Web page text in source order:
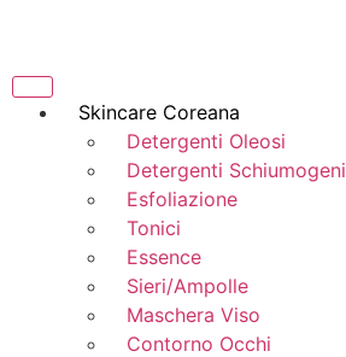
Skincare Coreana
Detergenti Oleosi
Detergenti Schiumogeni
Esfoliazione
Tonici
Essence
Sieri/Ampolle
Maschera Viso
Contorno Occhi